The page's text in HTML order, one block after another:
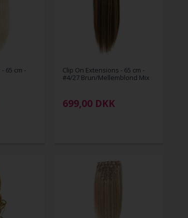
65 cm -
Clip On Extensions - 65 cm -
#4/27 Brun/Mellemblond Mix
699,00 DKK